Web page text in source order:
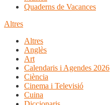
Quaderns de Vacances
Altres
Altres
Anglès
Art
Calendaris i Agendes 2026
Ciència
Cinema i Televisió
Cuina